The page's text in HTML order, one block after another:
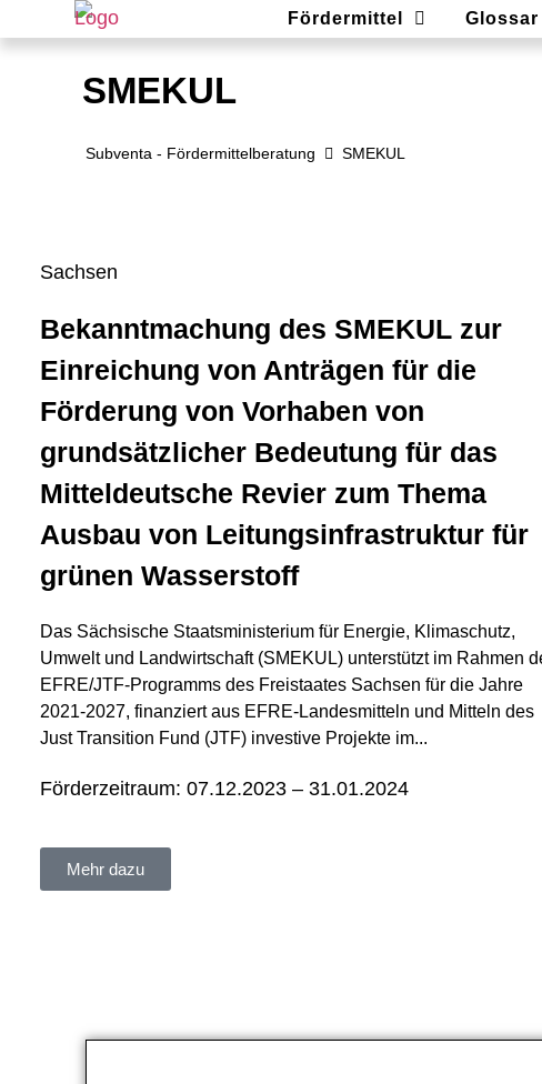
Fördermittel Glossar
SMEKUL
Subventa ‐ Fördermittelberatung SMEKUL
Sachsen
Bekanntmachung des SMEKUL zur
Einreichung von Anträgen für die
Förderung von Vorhaben von
grundsätzlicher Bedeutung für das
Mitteldeutsche Revier zum Thema
Ausbau von Leitungsinfrastruktur für
grünen Wasserstoff
Das Sächsische Staatsministerium für Energie, Klimaschutz,
Umwelt und Landwirtschaft (SMEKUL) unterstützt im Rahmen
EFRE/JTF-Programms des Freistaates Sachsen für die Jahre
2021-2027, finanziert aus EFRE-Landesmitteln und Mitteln des
Just Transition Fund (JTF) investive Projekte im...
Förderzeitraum: 07.12.2023 – 31.01.2024
Mehr dazu